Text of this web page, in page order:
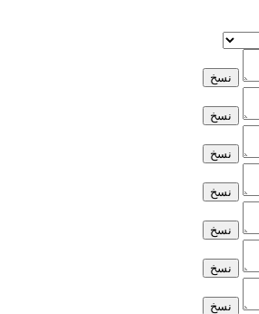
نسخ
نسخ
نسخ
نسخ
نسخ
نسخ
نسخ